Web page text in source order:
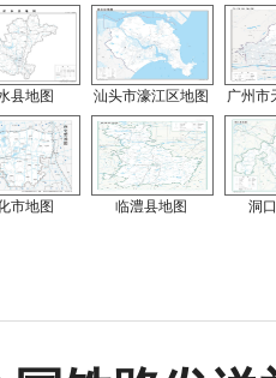
县地图 汕头市濠江区地图 广州市
市地图 临澧县地图 洞